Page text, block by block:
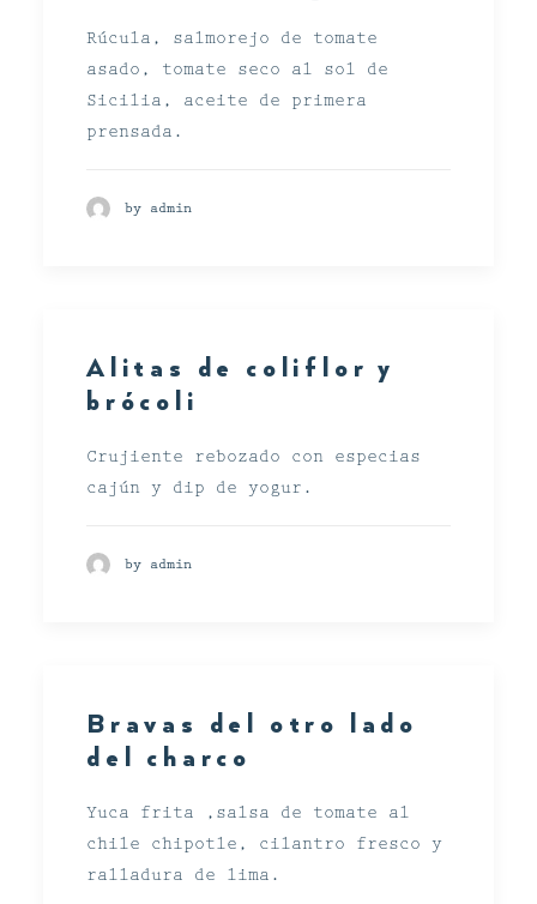
Rúcula, salmorejo de tomate
asado, tomate seco al sol de
Sicilia, aceite de primera
prensada.
by admin
Alitas de coliflor y
brócoli
Crujiente rebozado con especias
cajún y dip de yogur.
by admin
Bravas del otro lado
del charco
Yuca frita ,salsa de tomate al
chile chipotle, cilantro fresco y
ralladura de lima.